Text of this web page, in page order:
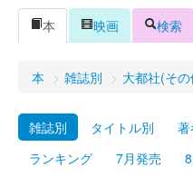
ログイン
Myシェルフ
プレミアム
本
映画 検索
本 > 雑誌別 > 大都社(そ
雑誌別 タイトル別
ランキング
7月発売